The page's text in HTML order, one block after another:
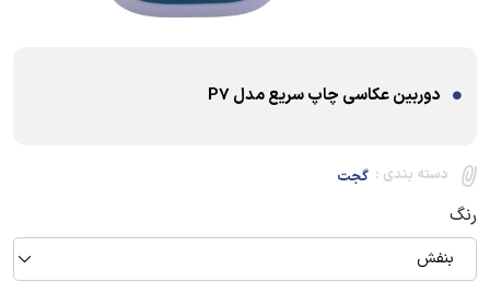
دوربین عکاسی چاپ سریع مدل P7
دسته بندی : گجت
رنگ
بنفش